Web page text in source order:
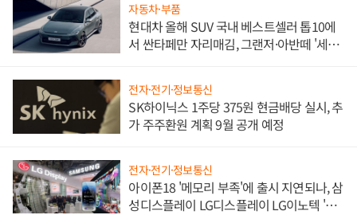
자동차·부품
현대차 올해 SUV 국내 베스트셀러 톱10에
서 싼타페만 자리매김, 그랜저·아반떼 '세단
전자·전기·정보통신
SK하이닉스 1주당 375원 현금배당 실시, 추
가 주주환원 계획 9월 공개 예정
전자·전기·정보통신
아이폰18 '메모리 부족'에 출시 지연되나, 삼
성디스플레이 LG디스플레이 LG이노텍 '탈